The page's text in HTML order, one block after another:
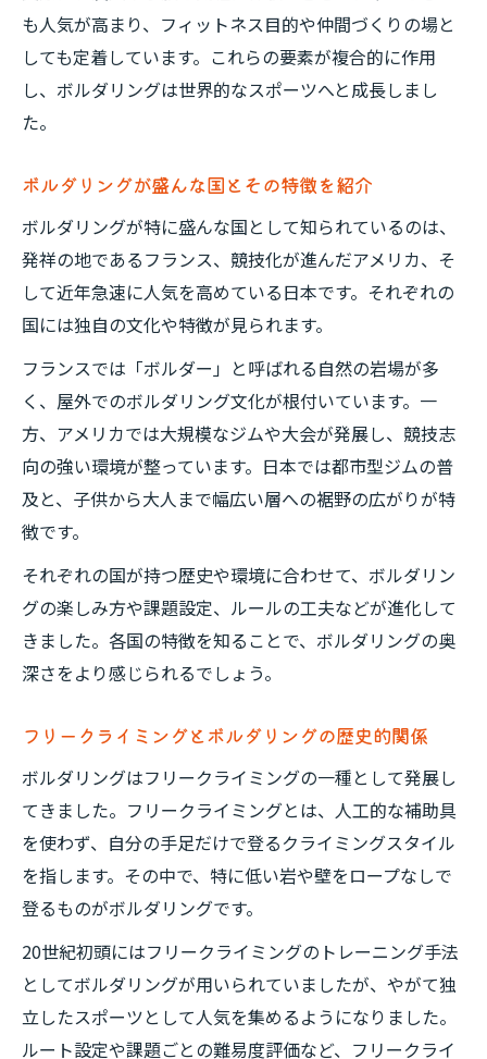
も人気が高まり、フィットネス目的や仲間づくりの場と
しても定着しています。これらの要素が複合的に作用
し、ボルダリングは世界的なスポーツへと成長しまし
た。
ボルダリングが盛んな国とその特徴を紹介
ボルダリングが特に盛んな国として知られているのは、
発祥の地であるフランス、競技化が進んだアメリカ、そ
して近年急速に人気を高めている日本です。それぞれの
国には独自の文化や特徴が見られます。
フランスでは「ボルダー」と呼ばれる自然の岩場が多
く、屋外でのボルダリング文化が根付いています。一
方、アメリカでは大規模なジムや大会が発展し、競技志
向の強い環境が整っています。日本では都市型ジムの普
及と、子供から大人まで幅広い層への裾野の広がりが特
徴です。
それぞれの国が持つ歴史や環境に合わせて、ボルダリン
グの楽しみ方や課題設定、ルールの工夫などが進化して
きました。各国の特徴を知ることで、ボルダリングの奥
深さをより感じられるでしょう。
フリークライミングとボルダリングの歴史的関係
ボルダリングはフリークライミングの一種として発展し
てきました。フリークライミングとは、人工的な補助具
を使わず、自分の手足だけで登るクライミングスタイル
を指します。その中で、特に低い岩や壁をロープなしで
登るものがボルダリングです。
20世紀初頭にはフリークライミングのトレーニング手法
としてボルダリングが用いられていましたが、やがて独
立したスポーツとして人気を集めるようになりました。
ルート設定や課題ごとの難易度評価など、フリークライ